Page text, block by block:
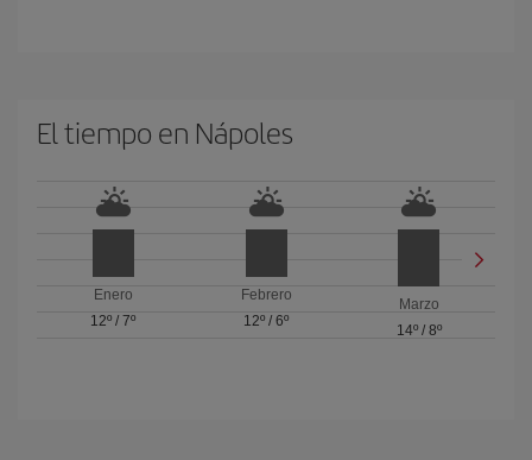
El tiempo en Nápoles
Enero
12º /7º
Febrero
12º / 6º
Marzo
14º/ 8º